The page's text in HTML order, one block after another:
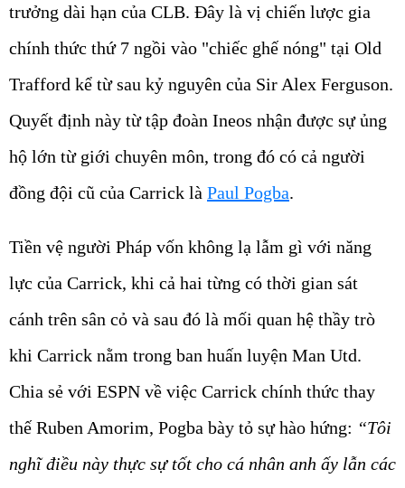
trưởng dài hạn của CLB. Đây là vị chiến lược gia
chính thức thứ 7 ngồi vào "chiếc ghế nóng" tại Old
Trafford kể từ sau kỷ nguyên của Sir Alex Ferguson.
Quyết định này từ tập đoàn Ineos nhận được sự ủng
hộ lớn từ giới chuyên môn, trong đó có cả người
đồng đội cũ của Carrick là Paul Pogba.
Tiền vệ người Pháp vốn không lạ lẫm gì với năng
lực của Carrick, khi cả hai từng có thời gian sát
cánh trên sân cỏ và sau đó là mối quan hệ thầy trò
khi Carrick nằm trong ban huấn luyện Man Utd.
Chia sẻ với ESPN về việc Carrick chính thức thay
thế Ruben Amorim, Pogba bày tỏ sự hào hứng: “Tôi
nghĩ điều này thực sự tốt cho cá nhân anh ấy lẫn các